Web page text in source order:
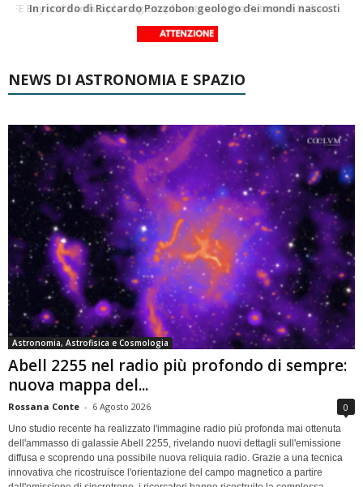
In ricordo di Riccardo Pozzobon geologo dei mondi nascosti
Una volta qualcuno li usava
NEWS DI ASTRONOMIA E SPAZIO
Astronomia, Astrofisica e Cosmologia
Abell 2255 nel radio più profondo di sempre:
nuova mappa del...
Rossana Conte - 6 Agosto 2026 0
Uno studio recente ha realizzato l'immagine radio più profonda mai ottenuta
dell'ammasso di galassie Abell 2255, rivelando nuovi dettagli sull'emissione
diffusa e scoprendo una possibile nuova reliquia radio. Grazie a una tecnica
innovativa che ricostruisce l'orientazione del campo magnetico a partire